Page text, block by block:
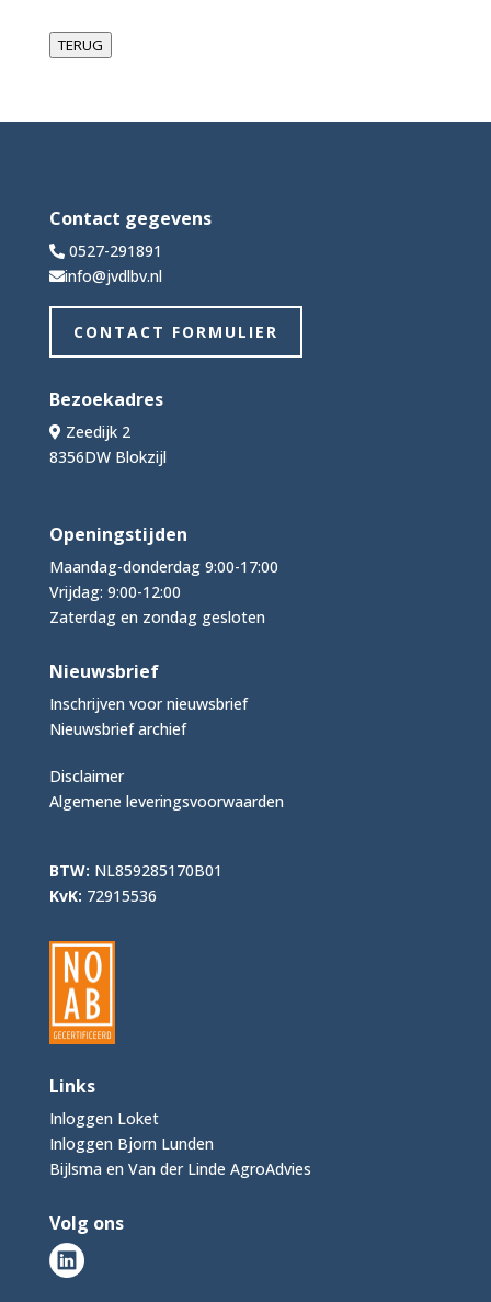
TERUG
Contact gegevens
0527-291891
info@jvdlbv.nl
CONTACT FORMULIER
Bezoekadres
Zeedijk 2
8356DW Blokzijl
Openingstijden
Maandag-donderdag 9:00-17:00
Vrijdag: 9:00-12:00
Zaterdag en zondag gesloten
Nieuwsbrief
Inschrijven voor nieuwsbrief
Nieuwsbrief archief
Disclaimer
Algemene leveringsvoorwaarden
BTW: NL859285170B01
KvK: 72915536
Links
Inloggen Loket
Inloggen Bjorn Lunden
Bijlsma en Van der Linde AgroAdvies
Volg ons